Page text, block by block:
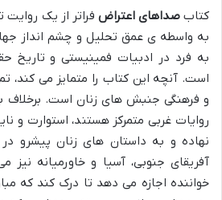
کتابصداهای اعتراض فراتر از یک
به واسطه ی عمق تحلیل و چشم انداز
به فرد در ادبیات فمینیستی و تاریخ
است. آنچه این کتاب را متمایز می کند،
و فرهنگی جنبش های زنان است. برخلاف
روایات غربی متمرکز هستند، استوارت و
نهاده و به داستان های زنان پیشرو در
آفریقای جنوبی، آسیا و خاورمیانه نیز
خواننده اجازه می دهد تا درک کند که